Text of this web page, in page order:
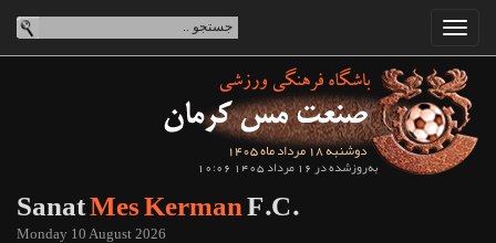
دوشنبه 18 مرداد ماه 1405
به‌روزشده در 16 مرداد 1405 10:06
SanatMes KermanF.C.
Monday 10 August 2026